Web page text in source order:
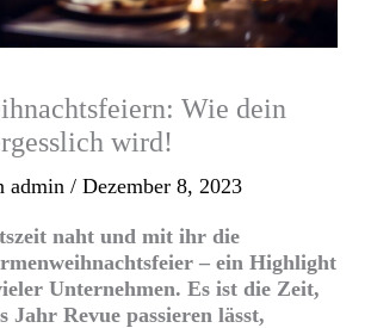
Wie dein
wird!
admin/Dezember 8, 2023
naht und mit ihr die
– ein Highlight
Unternehmen. Es ist die Zeit,
Jahr Revue passieren lässt,